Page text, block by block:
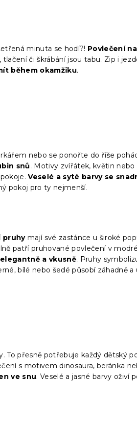
minuta se hodí?! Povlečení
či škrábání jsou tabu. Zip i
během okamžiku.
nebo se ponořte do říše
snů. Motivy zvířátek, květin
pokoje.Veselé a syté barvy se
pokoj pro ty nejmenší.
pruhymají své zastánce u široké
patří pruhované povlečení v
a vkusně. Pruhy
bílé nebo šedé působí záhadně
To přesně potřebuje každý dětský
s motivem dinosaura, beránka
ve snu. Veselé a jasné barvy oživí